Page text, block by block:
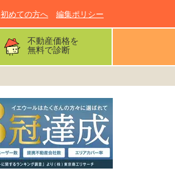
初めての方へ 編集ポリシー
不動産価格を
無料で診断